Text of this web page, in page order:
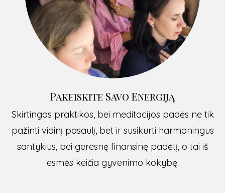
Pakeiskite Savo Energiją
Skirtingos praktikos, bei meditacijos padės ne tik
pažinti vidinį pasaulį, bet ir susikurti harmoningus
santykius, bei geresnę finansinę padėtį, o tai iš
esmės keičia gyvenimo kokybę.